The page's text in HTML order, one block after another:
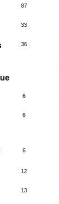
87
33
36
6
6
6
12
13